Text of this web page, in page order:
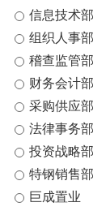
信息技术部
组织人事部
稽查监管部
财务会计部
采购供应部
法律事务部
投资战略部
特钢销售部
巨成置业